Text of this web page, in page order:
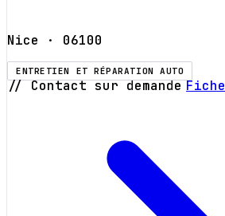
Nice · 06100
ENTRETIEN ET RÉPARATION AUTO
// Contact sur demande Fiche